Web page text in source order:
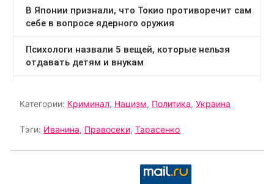
Категории: Криминал, Нацизм, Политика, Украина
Тэги: Иванина, Правосеки, Тарасенко